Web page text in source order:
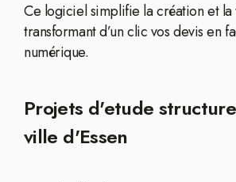
Ce logiciel simplifie la création et la
transformant d’un clic vos devis en
numérique.
Projets d'etude
ville d'Essen